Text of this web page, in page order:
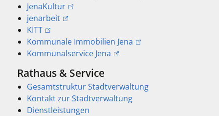
JenaKultur
jenarbeit
KITT
Kommunale Immobilien Jena
Kommunalservice Jena
Rathaus & Service
Gesamtstruktur Stadtverwaltung
Kontakt zur Stadtverwaltung
Dienstleistungen